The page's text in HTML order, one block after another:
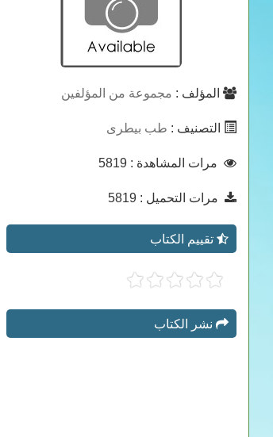
المؤلف : مجموعة من المؤلفين
التصنيف : طب بيطرى
مرات المشاهدة : 5819
مرات التحميل : 5819
تقييم الكتاب
نشر الكتاب